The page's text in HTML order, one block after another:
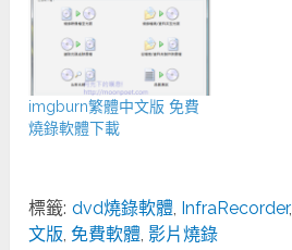
imgburn繁體中文版 免費
燒錄軟體下載
標籤: dvd燒錄軟體 InfraRecorder,
文版 免費軟體 影片燒錄